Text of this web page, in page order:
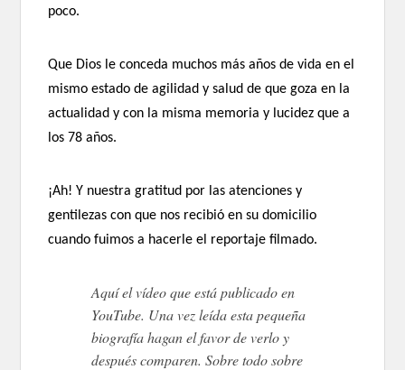
poco.
Que Dios le conceda muchos más años de vida en el
mismo estado de agilidad y salud de que goza en la
actualidad y con la misma memoria y lucidez que a
los 78 años.
¡Ah! Y nuestra gratitud por las atenciones y
gentilezas con que nos recibió en su domicilio
cuando fuimos a hacerle el reportaje filmado.
Aquí el vídeo que está publicado en
YouTube. Una vez leída esta pequeña
biografía hagan el favor de verlo y
después comparen. Sobre todo sobre